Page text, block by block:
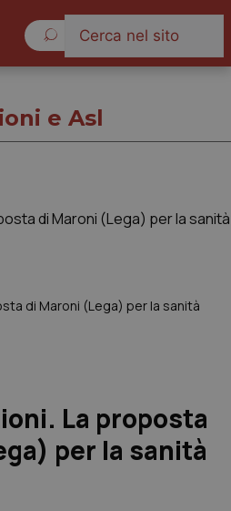
e Asl
di Maroni (Lega) per la sanità
La proposta
per la sanità